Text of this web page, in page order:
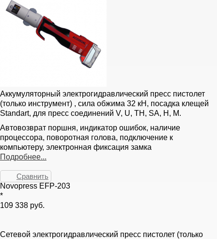
Аккумуляторный электрогидравлический пресс пистолет
(только инструмент) , сила обжима 32 кН, посадка клещей
Standart, для пресс соединений V, U, TH, SA, H, M.
Автовозврат поршня, индикатор ошибок, наличие
процессора, поворотная голова, подключение к
компьютеру, электронная фиксация замка
Подробнее...
Сравнить
Novopress EFP-203
*
109 338 руб.
Сетевой электрогидравлический пресс пистолет (только